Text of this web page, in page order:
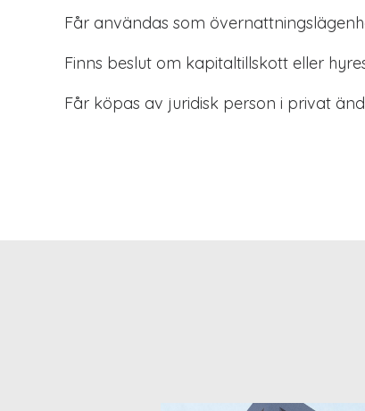
Får användas som
Finns beslut om kapitaltillskott eller
Får köpas av juridisk person i privat